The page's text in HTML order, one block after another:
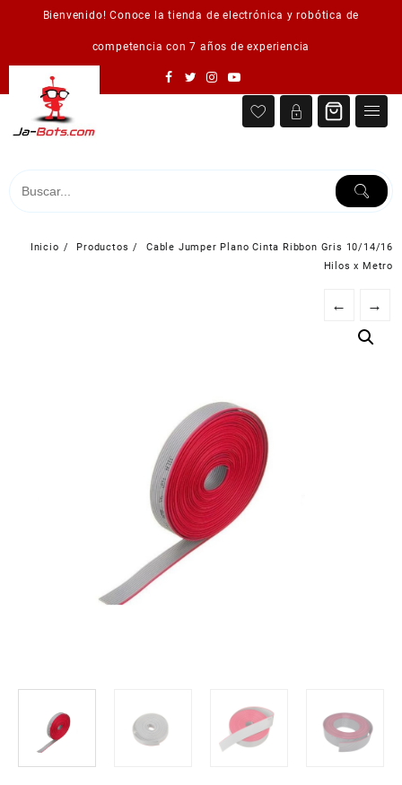
Bienvenido! Conoce la tienda de electrónica y robótica de
competencia con 7 años de experiencia
Inicio Productos
Cable Jumper Plano Cinta Ribbon Gris 10/14/16
Hilos x Metro
← →